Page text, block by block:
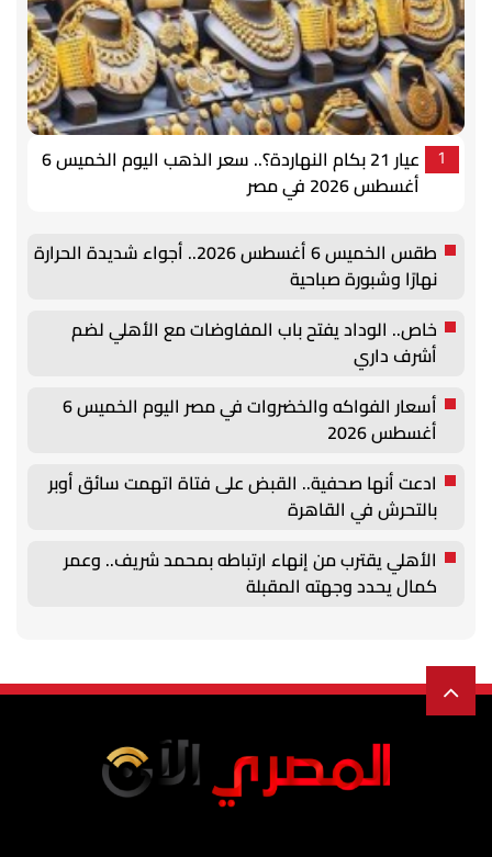
1
عيار 21 بكام النهاردة؟.. سعر الذهب اليوم الخميس 6
أغسطس 2026 في مصر
طقس الخميس 6 أغسطس 2026.. أجواء شديدة الحرارة
نهارًا وشبورة صباحية
خاص.. الوداد يفتح باب المفاوضات مع الأهلي لضم
أشرف داري
أسعار الفواكه والخضروات في مصر اليوم الخميس 6
أغسطس 2026
ادعت أنها صحفية.. القبض على فتاة اتهمت سائق أوبر
بالتحرش في القاهرة
الأهلي يقترب من إنهاء ارتباطه بمحمد شريف.. وعمر
كمال يحدد وجهته المقبلة